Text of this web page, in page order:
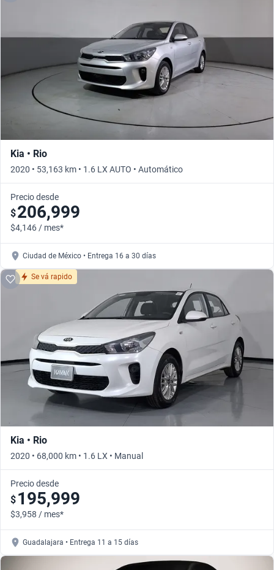
Kia • Rio
2020 • 53,163 km • 1.6 LX AUTO • Automático
Precio desde
$206,999
$4,146 / mes*
Ciudad de México • Entrega 16 a 30 días
Se vá rapido
Kia • Rio
2020 • 68,000 km • 1.6 LX • Manual
Precio desde
$ 195,999
$3,958 / mes*
Guadalajara • Entrega 11 a 15 días